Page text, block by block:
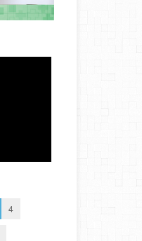
4